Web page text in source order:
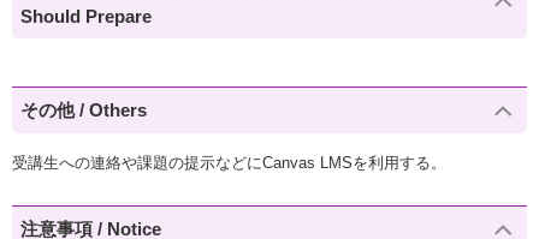
Should Prepare
その他 / Others
受講生への連絡や課題の提示などにCanvas LMSを利用する。
注意事項 / Notice